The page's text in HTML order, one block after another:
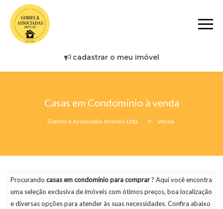
cadastrar o meu imóvel
Casas em Condomínio à venda
Gomes e Associadas Imóveis Ltda Venda
Procurando casas em condomíniopara comprar? Aqui você encontra
uma seleção exclusiva de imóveis com ótimos preços, boa localização
e diversas opções para atender às suas necessidades. Confira abaixo